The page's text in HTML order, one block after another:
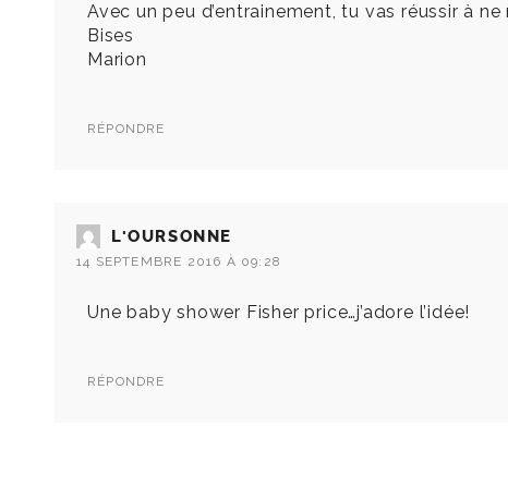
Avec un peu d’entrainement, tu vas réussir à ne
Bises
Marion
RÉPONDRE
L'OURSONNE
14 SEPTEMBRE 2016 À 09:28
Une baby shower Fisher price…j’adore l’idée!
RÉPONDRE